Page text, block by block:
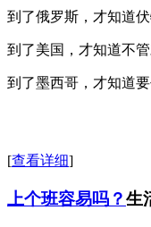
到了俄罗斯，才知道
到了美国，才知道不
到了墨西哥，才知道
[查看详细]
上个班容易吗？生